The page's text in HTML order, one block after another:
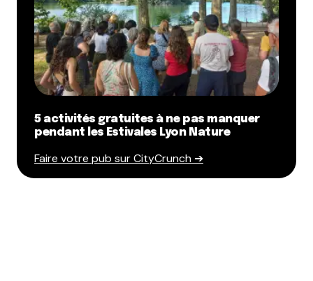
5 activités gratuites à ne pas manquer
pendant les Estivales Lyon Nature
Faire votre pub sur CityCrunch ➔